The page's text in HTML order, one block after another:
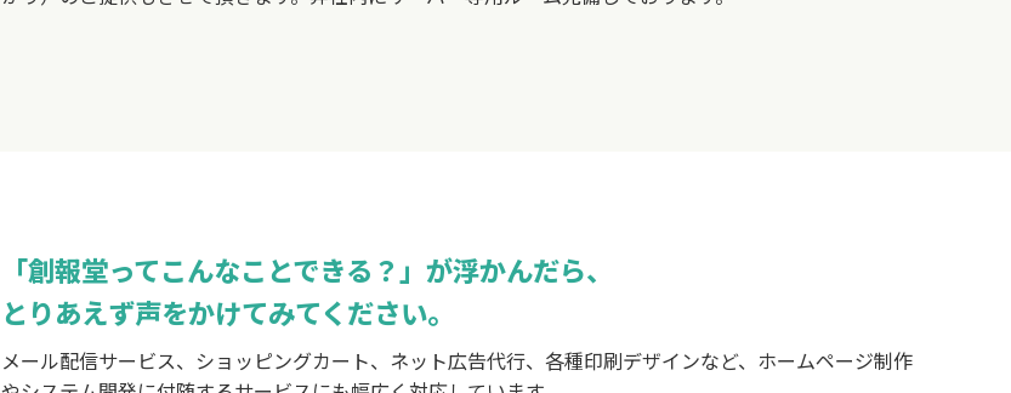
「創報堂ってこんなことできる？」が浮かんだら、
とりあえず声をかけてみてください。
メール配信サービス、ショッピングカート、ネット広告代行、各種印刷デザインなど、ホームページ制作